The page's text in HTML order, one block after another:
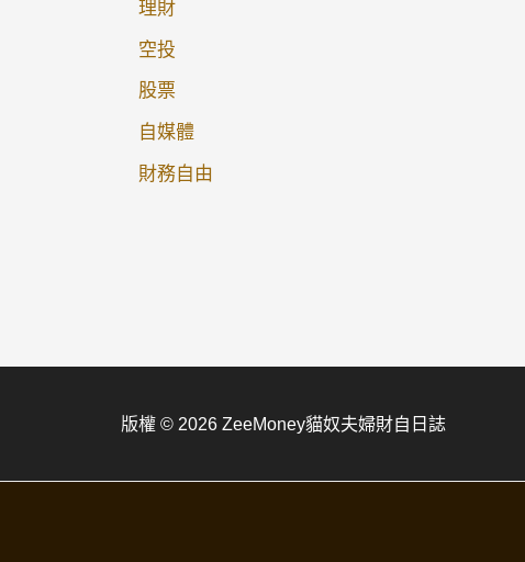
理財
空投
股票
自媒體
財務自由
版權 © 2026 ZeeMoney貓奴夫婦財自日誌